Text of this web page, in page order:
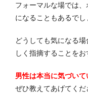
フォーマルな場では
になることもあるでし
どうしても気になる
しく指摘することをお
男性は本当に気づい
ぜひ教えてあげてくだ